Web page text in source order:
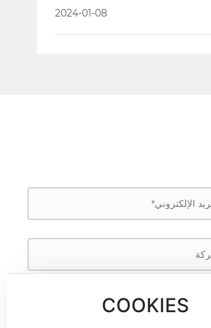
2024-01-08
COOKIES